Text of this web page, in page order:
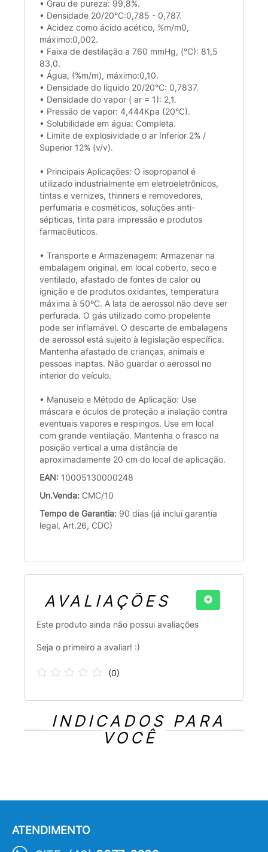
• Grau de pureza: 99,8%.
• Densidade 20/20°C:0,785 - 0,787.
• Acidez como ácido acético, %m/m0,
máximo:0,002.
• Faixa de destilação a 760 mmHg, (°C): 81,5
83,0.
• Água, (%m/m), máximo:0,10.
• Densidade do líquido 20/20°C: 0,7837.
• Densidade do vapor ( ar = 1): 2,1.
• Pressão de vapor: 4,444Kpa (20°C).
• Solubilidade em água: Completa.
• Limite de explosividade o ar Inferior 2% /
Superior 12% (v/v).
• Principais Aplicações: O isopropanol é
utilizado industrialmente em eletroeletrônicos,
tintas e vernizes, thinners e removedores,
perfumaria e cosméticos, soluções anti-
sépticas, tinta para impressão e produtos
farmacêuticos.
• Transporte e Armazenagem: Armazenar na
embalagem original, em local coberto, seco e
ventilado, afastado de fontes de calor ou
ignição e de produtos oxidantes, temperatura
máxima à 50ºC. A lata de aerossol não deve ser
perfurada. O gás utilizado como propelente
pode ser inflamável. O descarte de embalagens
de aerossol está sujeito à legislação específica.
Mantenha afastado de crianças, animais e
pessoas inaptas. Não guardar o aerossol no
interior do veículo.
• Manuseio e Método de Aplicação: Use
máscara e óculos de proteção a inalação contra
eventuais vapores e respingos. Use em local
com grande ventilação. Mantenha o frasco na
posição vertical a uma distância de
aproximadamente 20 cm do local de aplicação.
EAN: 10005130000248
Un.Venda: CMC/10
Tempo de Garantia: 90 dias (já inclui garantia
legal, Art.26, CDC)
AVALIAÇÕES
Este produto ainda não possui avaliações
Seja o primeiro a avaliar! :)
(0)
INDICADOS PARA
VOCÊ
ATENDIMENTO